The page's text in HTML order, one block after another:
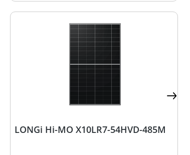
LONGi Hi-MO X10LR7-54HVD-485M